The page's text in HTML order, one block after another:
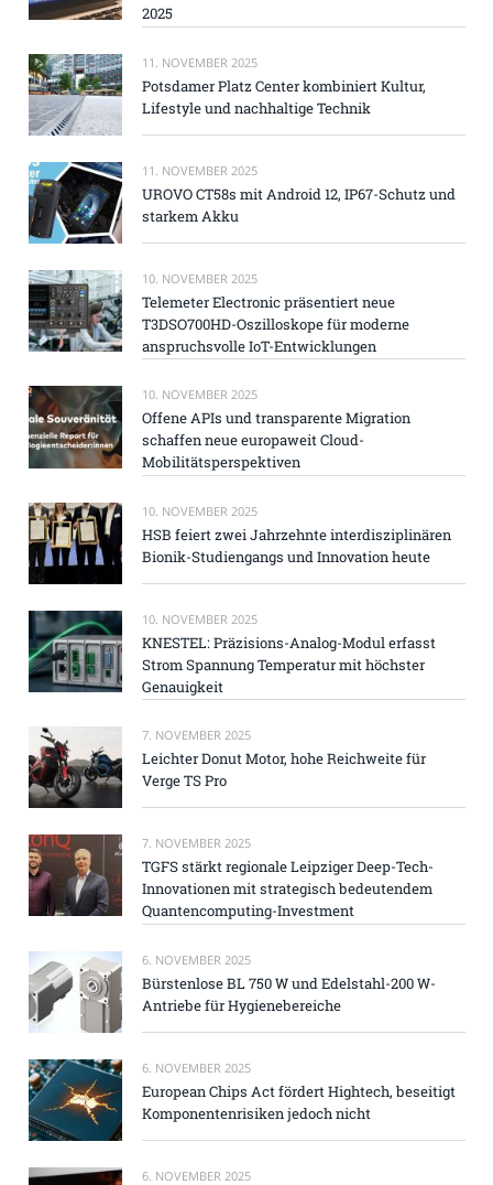
2025
11. NOVEMBER 2025
Potsdamer Platz Center kombiniert Kultur,
Lifestyle und nachhaltige Technik
11. NOVEMBER 2025
UROVO CT58s mit Android 12, IP67-Schutz und
starkem Akku
10. NOVEMBER 2025
Telemeter Electronic präsentiert neue
T3DSO700HD-Oszilloskope für moderne
anspruchsvolle IoT-Entwicklungen
10. NOVEMBER 2025
Offene APIs und transparente Migration
schaffen neue europaweit Cloud-
Mobilitätsperspektiven
10. NOVEMBER 2025
HSB feiert zwei Jahrzehnte interdisziplinären
Bionik-Studiengangs und Innovation heute
10. NOVEMBER 2025
KNESTEL: Präzisions-Analog-Modul erfasst
Strom Spannung Temperatur mit höchster
Genauigkeit
7. NOVEMBER 2025
Leichter Donut Motor, hohe Reichweite für
Verge TS Pro
7. NOVEMBER 2025
TGFS stärkt regionale Leipziger Deep-Tech-
Innovationen mit strategisch bedeutendem
Quantencomputing-Investment
6. NOVEMBER 2025
Bürstenlose BL 750 W und Edelstahl-200 W-
Antriebe für Hygienebereiche
6. NOVEMBER 2025
European Chips Act fördert Hightech, beseitigt
Komponentenrisiken jedoch nicht
6. NOVEMBER 2025